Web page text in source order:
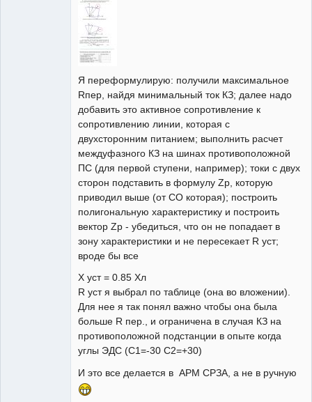
Я переформулирую: получили максимальное
Rпер, найдя минимальный ток КЗ; далее надо
добавить это активное сопротивление к
сопротивлению линии, которая с
двухсторонним питанием; выполнить расчет
междуфазного КЗ на шинах противоположной
ПС (для первой ступени, например); токи с двух
сторон подставить в формулу Zр, которую
приводил выше (от СО которая); построить
полигональную характеристику и построить
вектор Zp - убедиться, что он не попадает в
зону характеристики и не пересекает R уст;
вроде бы все
X уст = 0.85 Xл
R уст я выбрал по таблице (она во вложении).
Для нее я так понял важно чтобы она была
больше R пер., и ограничена в случая КЗ на
противоположной подстанции в опыте когда
углы ЭДС (С1=-30 С2=+30)
И это все делается в АРМ СРЗА, а не в ручную